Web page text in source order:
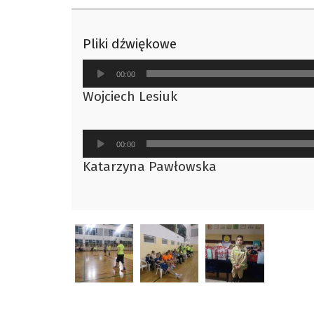
Pliki dźwiękowe
Odtwarzacz
plików
dźwiękowych
00:00
Wojciech Lesiuk
Odtwarzacz
plików
dźwiękowych
00:00
Katarzyna Pawłowska